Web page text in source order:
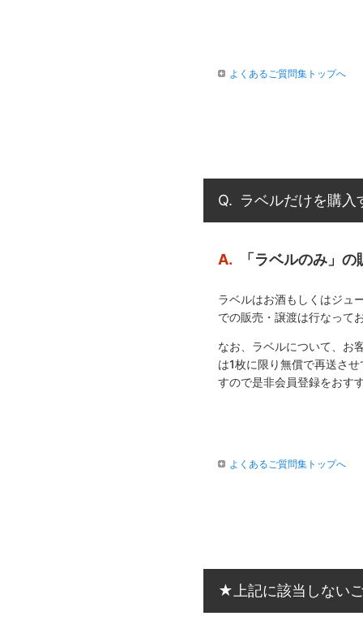
よくあるご質問集トップへ
Q. ラベルだけを購入
A. 「ラベルのみ」
ラベルはお酒もしくはジュ
での販売・譲渡は行なって
なお、ラベルについて、お
は1枚に限り無償で再送さ
すので是非会員登録をおす
よくあるご質問集トップへ
★上記に該当しない